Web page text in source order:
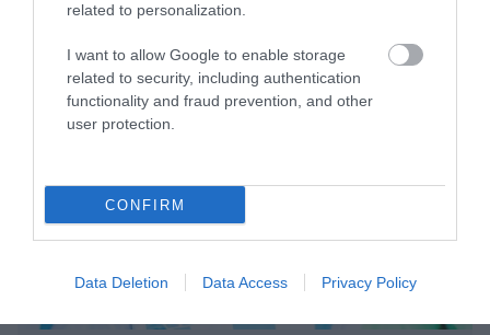
related to personalization.
I want to allow Google to enable storage
related to security, including authentication
functionality and fraud prevention, and other
user protection.
CONFIRM
Data Deletion Data Access Privacy Policy